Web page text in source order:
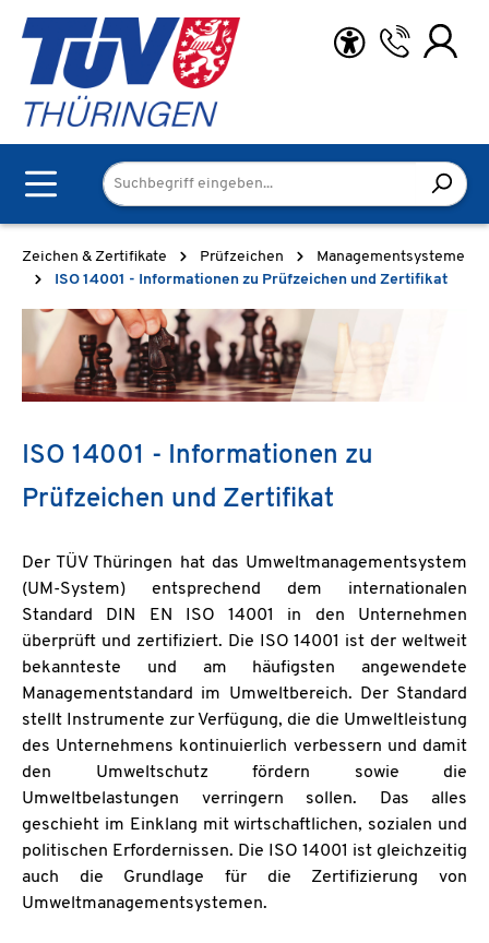
Zum Hauptinhalt springen
Zeichen & Zertifikate Prüfzeichen
Managementsysteme
ISO 14001 - Informationen zu Prüfzeichen und Zertifikat
ISO 14001 - Informationen zu
Prüfzeichen und Zertifikat
Der TÜV Thüringen hat das Umweltmanagementsystem
(UM-System) entsprechend dem internationalen
Standard DIN EN ISO 14001 in den Unternehmen
überprüft und zertifiziert. Die ISO 14001 ist der weltweit
bekannteste und am häufigsten angewendete
Managementstandard im Umweltbereich. Der Standard
stellt Instrumente zur Verfügung, die die Umweltleistung
des Unternehmens kontinuierlich verbessern und damit
den Umweltschutz fördern sowie die
Umweltbelastungen verringern sollen. Das alles
geschieht im Einklang mit wirtschaftlichen, sozialen und
politischen Erfordernissen. Die ISO 14001 ist gleichzeitig
auch die Grundlage für die Zertifizierung von
Umweltmanagementsystemen.